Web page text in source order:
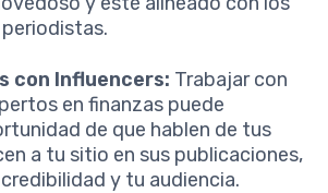
con Influencers: Trabajar con
en finanzas puede
de que hablen de tus
a tu sitio en sus publicaciones,
y tu audiencia.